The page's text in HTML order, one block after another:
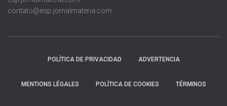
contato@esp.jornalmateria.com
POLÍTICA DE PRIVACIDAD ADVERTENCIA
MENTIONS LÉGALES POLÍTICA DE COOKIES TÉRMINOS